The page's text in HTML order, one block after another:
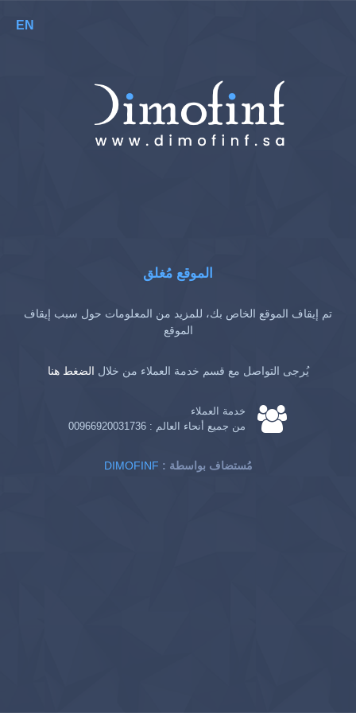
EN
الموقع مُغلق
تم إيقاف الموقع الخاص بك، للمزيد من المعلومات حول سبب إيقاف
الموقع
يُرجى التواصل مع قسم خدمة العملاء من خلال الضغط هنا
خدمة العملاء
من جميع أنحاء العالم : 00966920031736
DIMOFINF : مُستضاف بواسطة